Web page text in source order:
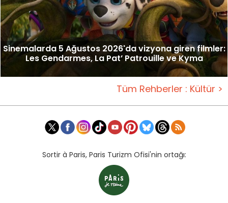
Sinemalarda 5 Ağustos 2026'da vizyona giren filmler:
Les Gendarmes, La Pat’ Patrouille ve Kyma
Tüm Rehberler : Kültür >
Sortir à Paris, Paris Turizm Ofisi'nin ortağı: